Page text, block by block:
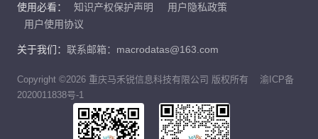
使用必看： 知识产权保护声明
用户隐私政策
用户使用协议
关于我们： 联系邮箱：macrodatas@163.com
Copyright ©2026 重庆马禾锐信息科技有限公司 版权所有
渝ICP备
2020011838号-1